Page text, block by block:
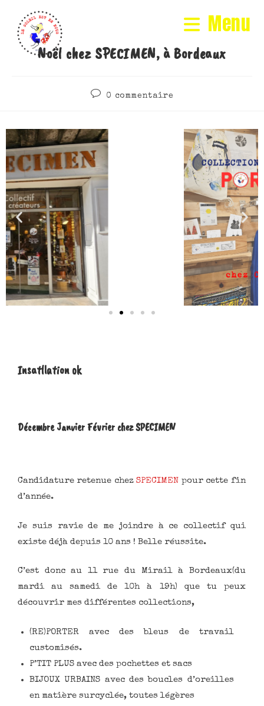
Menu
Noël chez SPECIMEN, à Bordeaux
0 commentaire
Insatllation ok
Décembre Janvier Février chez SPECIMEN
Candidature retenue chezSPECIMEN pour cette fin
d’année.
Je suis ravie de me joindre à ce collectif qui
existe déjà depuis 10 ans ! Belle réussite.
C’est donc au 11 rue du Mirail à Bordeaux(du
mardi au samedi de 10h à 19h) que tu peux
découvrir mes différentes collections,
(RE)PORTER avec des bleus de travail
customisés.
P’TIT PLUS avec des pochettes et sacs
BIJOUX URBAINS avec des boucles d’oreilles
en matière surcyclée, toutes légères